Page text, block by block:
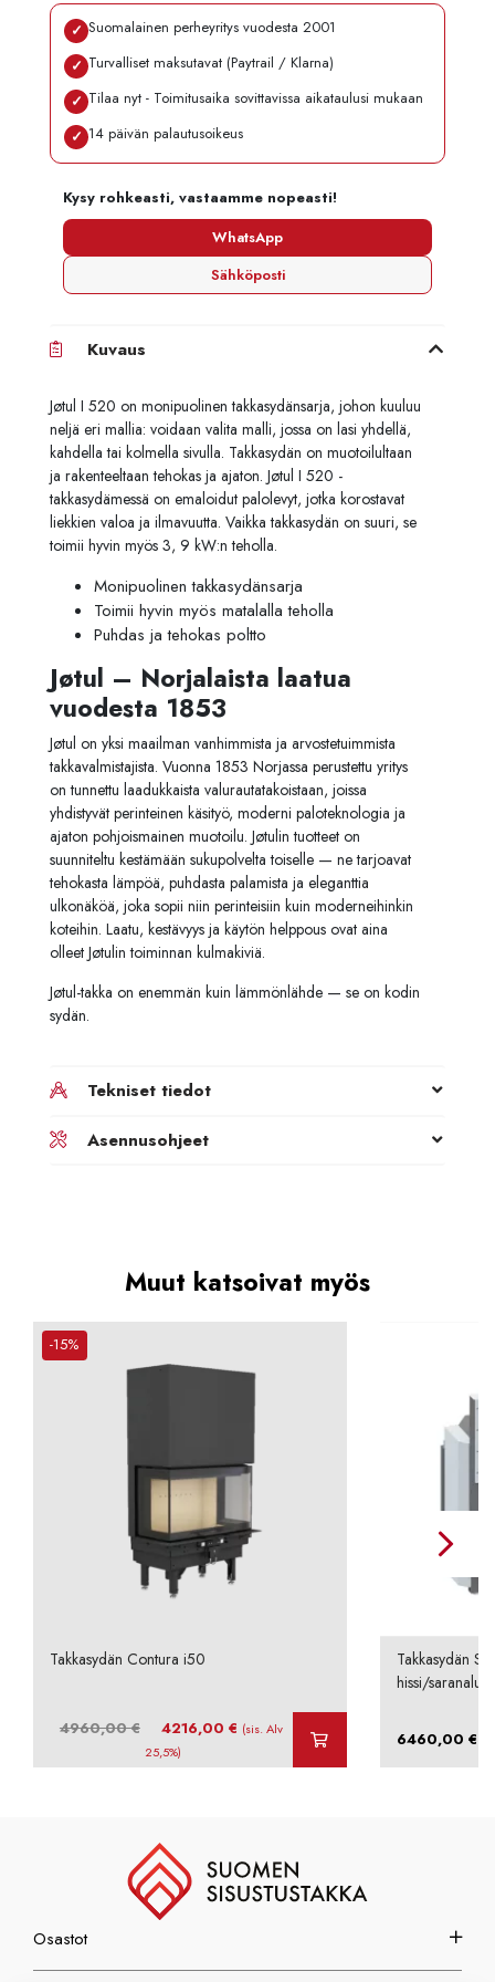
✓ Suomalainen perheyritys vuodesta 2001
✓ Turvalliset maksutavat (Paytrail / Klarna)
✓ Tilaa nyt - Toimitusaika sovittavissa aikataulusi mukaan
✓ 14 päivän palautusoikeus
Kysy rohkeasti, vastaamme nopeasti!
WhatsApp
Sähköposti
Kuvaus
Jøtul I 520 on monipuolinen takkasydänsarja, johon kuuluu
neljä eri mallia: voidaan valita malli, jossa on lasi yhdellä,
kahdella tai kolmella sivulla. Takkasydän on muotoilultaan
ja rakenteeltaan tehokas ja ajaton. Jøtul I 520 -
takkasydämessä on emaloidut palolevyt, jotka korostavat
liekkien valoa ja ilmavuutta. Vaikka takkasydän on suuri, se
toimii hyvin myös 3, 9 kW:n teholla.
Monipuolinen takkasydänsarja
Toimii hyvin myös matalalla teholla
Puhdas ja tehokas poltto
Jøtul – Norjalaista laatua
vuodesta 1853
Jøtul on yksi maailman vanhimmista ja arvostetuimmista
takkavalmistajista. Vuonna 1853 Norjassa perustettu yritys
on tunnettu laadukkaista valurautatakoistaan, joissa
yhdistyvät perinteinen käsityö, moderni paloteknologia ja
ajaton pohjoismainen muotoilu. Jøtulin tuotteet on
suunniteltu kestämään sukupolvelta toiselle — ne tarjoavat
tehokasta lämpöä, puhdasta palamista ja eleganttia
ulkonäköä, joka sopii niin perinteisiin kuin moderneihinkin
koteihin. Laatu, kestävyys ja käytön helppous ovat aina
olleet Jøtulin toiminnan kulmakiviä.
Jøtul-takka on enemmän kuin lämmönlähde — se on kodin
sydän.
Tekniset tiedot
Asennusohjeet
Muut katsoivat myös
-15%
Takkasydän Contura i50
4960,00€
Alkuperäinen
hinta
oli:
4216,00€ Nykyinen
on:
(sis. Alv
25,5%)
Takkasydän
hissi/
6460,00 €
Osastot